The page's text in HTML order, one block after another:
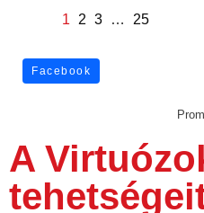
1 2 3 … 25
Facebook
A